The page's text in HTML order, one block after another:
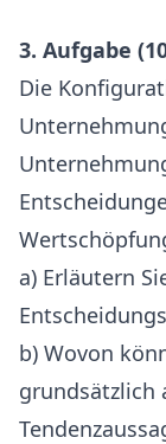
3. Aufgabe
Die
a) Erläutern
b) Wovon
grundsätzlich